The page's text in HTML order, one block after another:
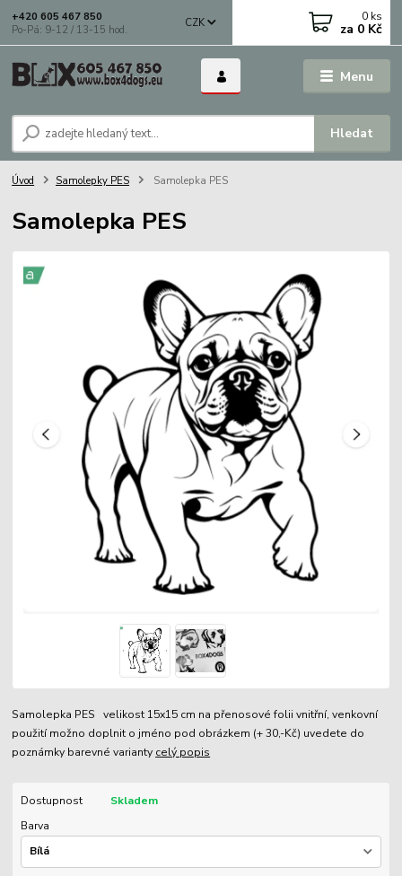
Menu
CZK
Hledat
+420 605 467 850
Po-Pá: 9-12 / 13-15 hod.
0 ks
za 0 Kč
Úvod Samolepky PES Samolepka PES
Samolepka PES
Samolepka PES velikost 15x15 cm na přenosové folii vnitřní, venkovní
použití možno doplnit o jméno pod obrázkem (+ 30,-Kč) uvedete do
poznámky barevné varianty celý popis
Dostupnost
Skladem
Barva